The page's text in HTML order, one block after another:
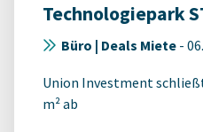
Technologiepark
Büro | Deals Miete -
Union Investment
m² ab